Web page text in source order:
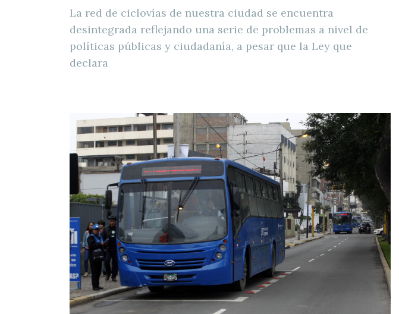
La red de ciclovías de nuestra ciudad se encuentra
desintegrada reflejando una serie de problemas a nivel de
políticas públicas y ciudadanía, a pesar que la Ley que
declara